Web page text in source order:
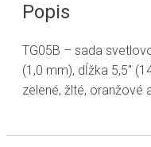
Popis
TG05B – sada
(1,0 mm), dĺžka 5,5"
zelené, žlté, oranžové